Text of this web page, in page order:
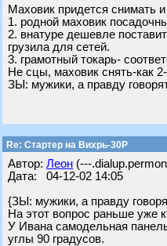
Маховик придется снимать
1. родной маховик
2. внатуре дешевле
грузила для сетей.
3. грамотный токарь-
Не сцы, маховик снять-как
ЗЫ: мужики, а правду
Re: Стартер на Вихрь-30Р
Автор: Леон (---
Дата: 04-12-02 14:05
{ЗЫ: мужики, а правду
На этот вопрос раньше уже
У Ивана самодельная
углы 90 градусов.